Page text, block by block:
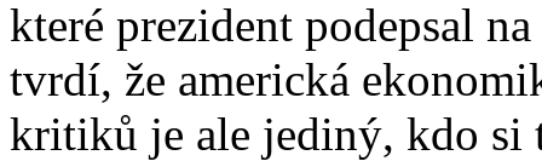
které prezident podepsal
tvrdí, že americká
kritiků je ale jediný, kdo si